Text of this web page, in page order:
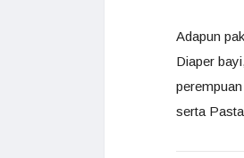
Adapun
Diaper
serta